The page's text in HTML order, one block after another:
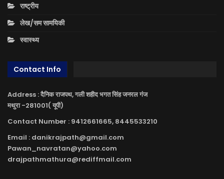
राष्ट्रीय
लेख/सम सामयिकी
स्वास्थ्य
Contact Info
Address : दैनिक राजपथ, गली शहीद भगत सिंह जनरल गंज
मथुरा -281001( यूपी)
Contact Number : 9412661665, 8445533210
Email : danikrajpath@gmail.com
Pawan_navratan@yahoo.com
drajpathmathura@rediffmail.com